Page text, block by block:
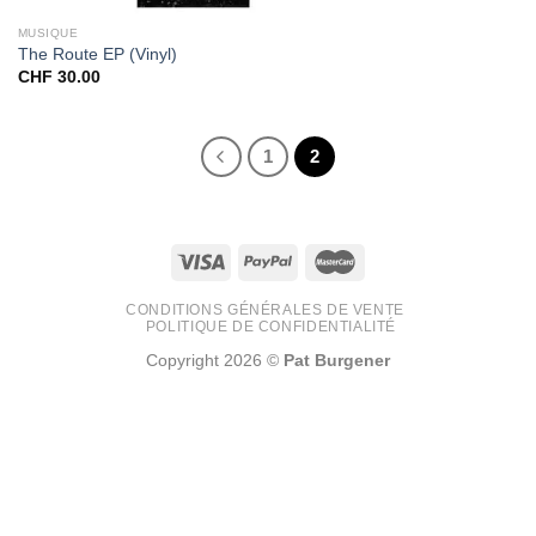
MUSIQUE
The Route EP (Vinyl)
CHF 30.00
1 2
CONDITIONS GÉNÉRALES DE VENTE
POLITIQUE DE CONFIDENTIALITÉ
Copyright 2026 © Pat Burgener